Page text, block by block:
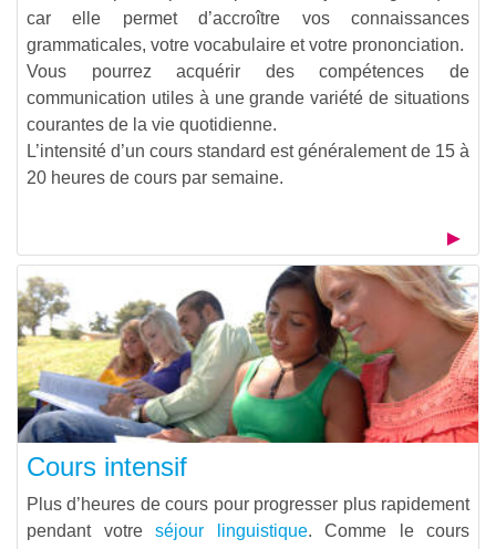
car elle permet d’accroître vos connaissances
grammaticales, votre vocabulaire et votre prononciation.
Vous pourrez acquérir des compétences de
communication utiles à une grande variété de situations
courantes de la vie quotidienne.
L’intensité d’un cours standard est généralement de 15 à
20 heures de cours par semaine.
Cours intensif
Plus d’heures de cours pour progresser plus rapidement
pendant votre séjour linguistique. Comme le cours